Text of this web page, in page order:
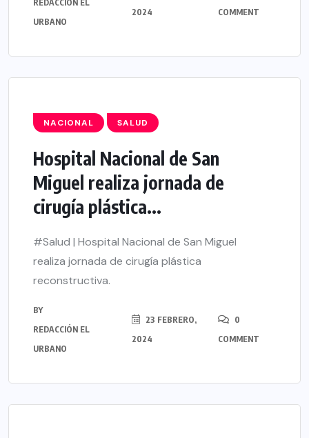
REDACCIÓN EL
URBANO
2024 COMMENT
NACIONAL SALUD
Hospital Nacional de San
Miguel realiza jornada de
cirugía plástica...
#Salud | Hospital Nacional de San Miguel
realiza jornada de cirugía plástica
reconstructiva.
BY
REDACCIÓN EL
URBANO
23 FEBRERO,
2024
0
COMMENT